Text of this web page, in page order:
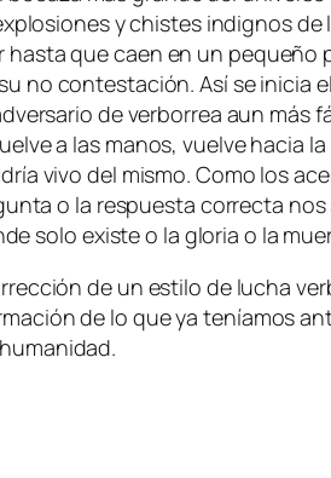
y chis­tes in­dig­nos
que caen en un
no con­tes­ta­ción. Así se ini­cia
de ver­bo­rrea aun
a las ma­nos, vuel­ve ha­cia
vi­vo del mis­mo. Como los
o la res­pues­ta co­rrec­ta
so­lo exis­te o la glo­ria o la
de un es­ti­lo de lu­cha
de lo que ya te­nía­mos